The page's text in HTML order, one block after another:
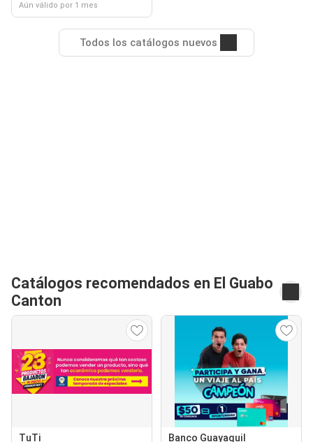
Aún válido por 1 mes
Todos los catálogos nuevos
Catálogos recomendados en El Guabo
Canton
TuTi Banco Guayaquil